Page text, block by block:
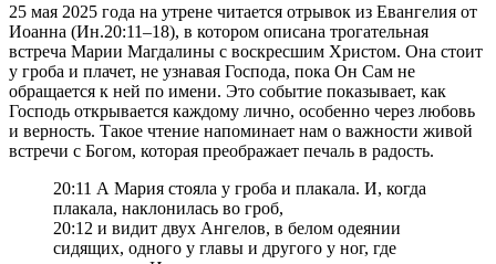
25 мая 2025 года на утрене читается отрывок из Евангелия от
Иоанна (Ин.20:11–18), в котором описана трогательная
встреча Марии Магдалины с воскресшим Христом. Она стоит
у гроба и плачет, не узнавая Господа, пока Он Сам не
обращается к ней по имени. Это событие показывает, как
Господь открывается каждому лично, особенно через любовь
и верность. Такое чтение напоминает нам о важности живой
встречи с Богом, которая преображает печаль в радость.
20:11 А Мария стояла у гроба и плакала. И, когда
плакала, наклонилась во гроб,
20:12 и видит двух Ангелов, в белом одеянии
сидящих, одного у главы и другого у ног, где